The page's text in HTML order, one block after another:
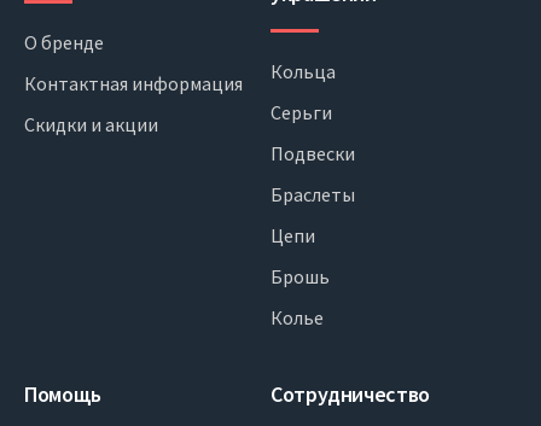
О бренде
Контактная информация
Скидки и акции
Кольца
Серьги
Подвески
Браслеты
Цепи
Брошь
Колье
Помощь Сотрудничество